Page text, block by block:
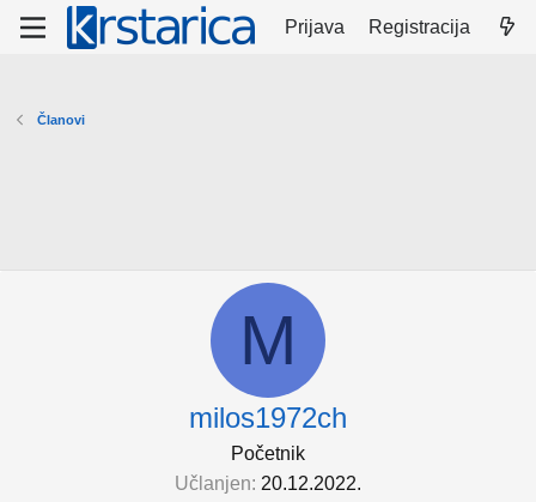
Prijava Registracija
Članovi
M
milos1972ch
Početnik
Učlanjen 20.12.2022.